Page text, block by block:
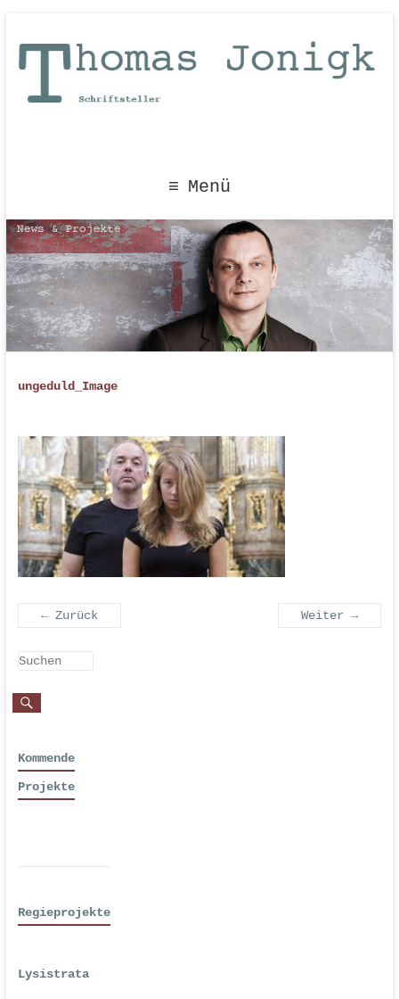
Menü
ungeduld_Image
← Zurück Weiter →
Kommende
Projekte
Regieprojekte
Lysistrata